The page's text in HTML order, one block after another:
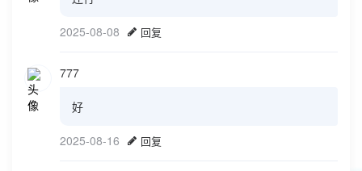
2025-08-08 回复
777
好
2025-08-16 回复